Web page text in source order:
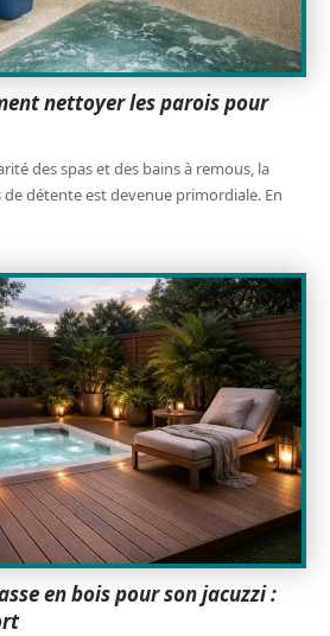
nettoyer les parois pour
des spas et des bains à remous, la
de détente est devenue primordiale. En
en bois pour son jacuzzi :